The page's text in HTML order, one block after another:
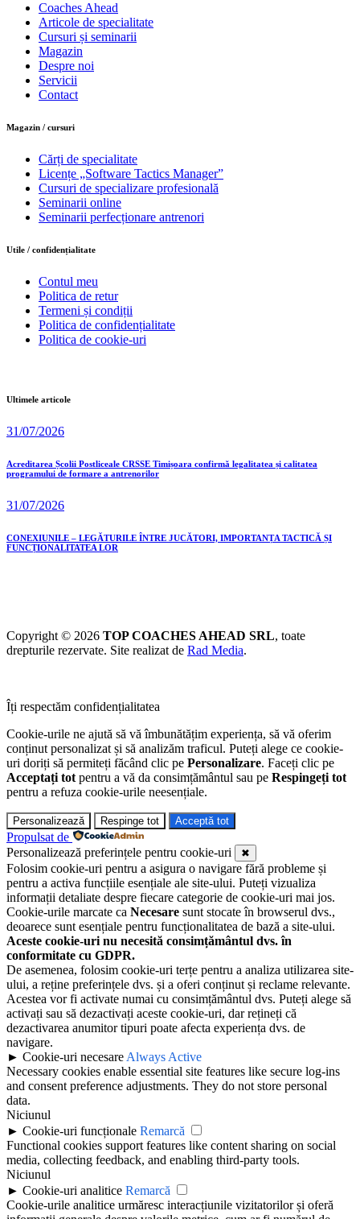
Coaches Ahead
Articole de specialitate
Cursuri și seminarii
Magazin
Despre noi
Servicii
Contact
Magazin / cursuri
Cărți de specialitate
Licențe „Software Tactics Manager”
Cursuri de specializare profesională
Seminarii online
Seminarii perfecționare antrenori
Utile / confidențialitate
Contul meu
Politica de retur
Termeni și condiții
Politica de confidențialitate
Politica de cookie-uri
Ultimele articole
31/07/2026
Acreditarea Școlii Postliceale CRSSE Timișoara confirmă legalitatea și calitatea
programului de formare a antrenorilor
31/07/2026
CONEXIUNILE – LEGĂTURILE ÎNTRE JUCĂTORI, IMPORTANȚA TACTICĂ ȘI
FUNCȚIONALITATEA LOR
Copyright © 2026 TOP COACHES AHEAD SRL, toate
drepturile rezervate. Site realizat de Rad Media.
Îți respectăm confidențialitatea
Cookie-urile ne ajută să vă îmbunătățim experiența, să vă oferim
conținut personalizat și să analizăm traficul. Puteți alege ce cookie-
uri doriți să permiteți făcând clic pe Personalizare. Faceți clic pe
Acceptați tot pentru a vă da consimțământul sau pe Respingeți tot
pentru a refuza cookie-urile neesențiale.
Personalizează Respinge tot Acceptă tot
Propulsat de
Personalizează preferințele pentru cookie-uri
✖
Folosim cookie-uri pentru a asigura o navigare fără probleme și
pentru a activa funcțiile esențiale ale site-ului. Puteți vizualiza
informații detaliate despre fiecare categorie de cookie-uri mai jos.
Cookie-urile marcate ca Necesare sunt stocate în browserul dvs.,
deoarece sunt esențiale pentru funcționalitatea de bază a site-ului.
Aceste cookie-uri nu necesită consimțământul dvs. în
conformitate cu GDPR.
De asemenea, folosim cookie-uri terțe pentru a analiza utilizarea site-
ului, a reține preferințele dvs. și a oferi conținut și reclame relevante.
Acestea vor fi activate numai cu consimțământul dvs. Puteți alege să
activați sau să dezactivați aceste cookie-uri, dar rețineți că
dezactivarea anumitor tipuri poate afecta experiența dvs. de
navigare.
► Cookie-uri necesare Always Active
Necessary cookies enable essential site features like secure log-ins
and consent preference adjustments. They do not store personal
data.
Niciunul
► Cookie-uri funcționale Remarcă
Functional cookies support features like content sharing on social
media, collecting feedback, and enabling third-party tools.
Niciunul
► Cookie-uri analitice Remarcă
Cookie-urile analitice urmăresc interacțiunile vizitatorilor și oferă